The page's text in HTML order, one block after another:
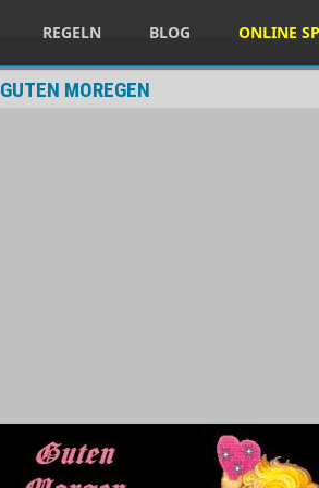
REGELN BLOG ONLINE
GUTEN MOREGEN